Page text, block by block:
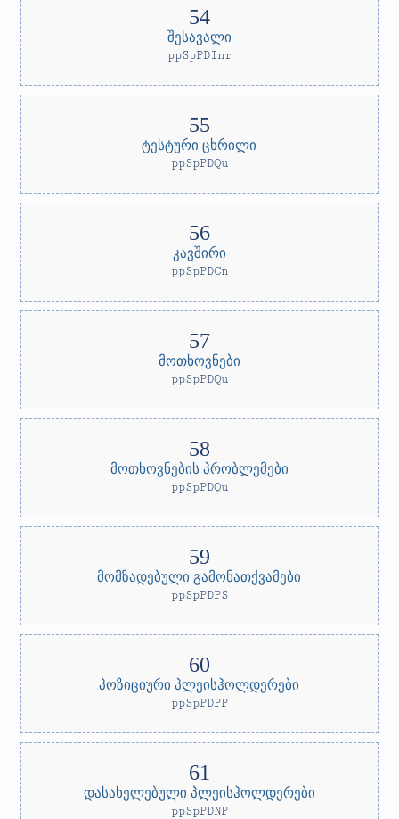
შესავალი
ppSpPDInr
ტესტური ცხრილი
ppSpPDQu
კავშირი
ppSpPDCn
მოთხოვნები
ppSpPDQu
მოთხოვნების პრობლემები
ppSpPDQu
მომზადებული გამონათქვამები
ppSpPDPS
პოზიციური პლეისჰოლდერები
ppSpPDPP
დასახელებული პლეისჰოლდერები
ppSpPDNP